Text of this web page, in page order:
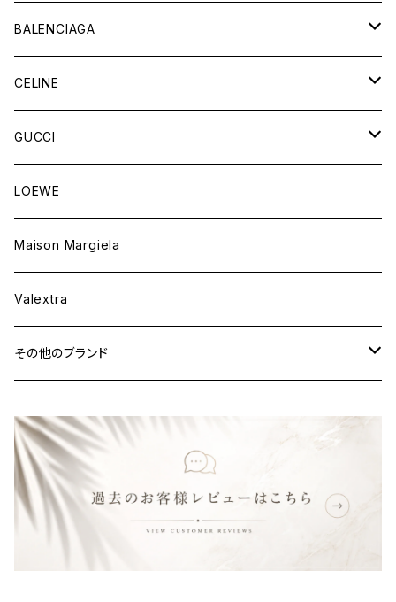
バッグ
財布&小物
ウェア
BALENCIAGA
バッグ
財布&小物
ウェア
CELINE
バッグ
財布&小物
ウェア
GUCCI
バッグ
財布&小物
ウェア
LOEWE
Maison Margiela
Valextra
その他のブランド
財布&小物
ウェア